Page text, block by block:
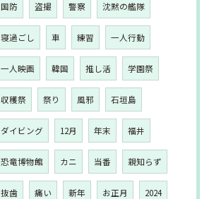
国防 盗撮 警察 沈黙の艦隊
寝過ごし 車 練習 一人行動
一人映画 韓国 推し活 学園祭
収穫祭 祭り 風邪 石垣島
ダイビング 12月 年末 福井
恐竜博物館 カニ 当番 親知らず
抜歯 痛い 新年 お正月 2024